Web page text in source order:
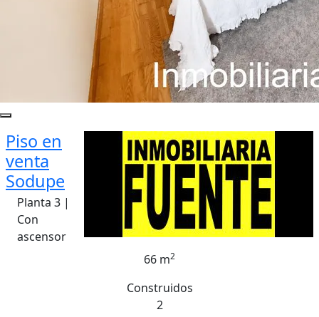
Piso en
venta
Sodupe
Planta 3 |
Con
ascensor
66 m2
Construidos
2